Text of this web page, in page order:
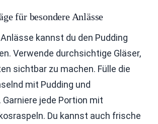
für besondere Anlässe
kannst du den Pudding
Verwende durchsichtige Gläser,
sichtbar zu machen. Fülle die
mit Pudding und
jede Portion mit
Du kannst auch frische